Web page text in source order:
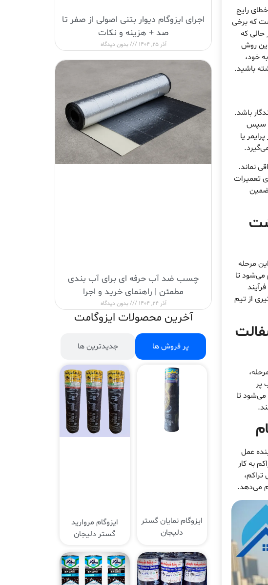
رایج
که برخی
که
این روش
خود،
باشید.
باشد.
سپس
یا
نماند.
تعمیرات
مرحله
تا
از تیم
پر
می‌شود تا
عمل
به کار
می‌دهد.
اجرای ایزوگام دیوار بتنی اصولی از صفر تا
صد + هزینه و نکات
آذر 25, 1404 بدون دیدگاه
چسب ضد آب حرفه ای برای آب بندی
مطمئن | راهنمای خرید و اجرا
آذر 24, 1404 بدون دیدگاه
آخرین محصولات ایزوگامت
پر فروش ها جدیدترین ها
ایزوگام نمایان گستر
دلیجان
ایزوگام مروارید
گستر دلیجان